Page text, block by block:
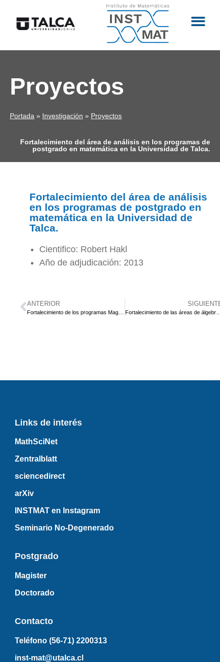
Proyectos
Portada » Investigación » Proyectos
Fortalecimiento del área de análisis en los programas de
postgrado en matemática en la Universidad de Talca.
Fortalecimiento del área de análisis
en los programas de postgrado en
matemática en la Universidad de
Talca.
Cientifico: Robert Hakl
Año de adjudicación: 2013
ANTERIOR
Fortalecimiento de las áreas de álgebra y combinatoria en los programas de
Links de interés
MathSciNet
Zentralblatt
sciencedirect
arXiv
INSTMAT en Instagram
Seminario No-Degenerado
Postgrado
Magister
Doctorado
Contacto
Teléfono (56-71) 2200313
inst-mat@utalca.cl